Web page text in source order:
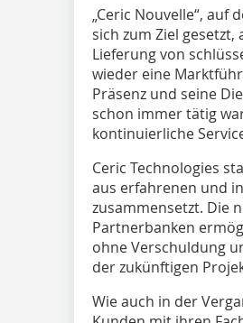
„Ceric Nouvelle“, auf
sich zum Ziel
Lieferung von
wieder eine
Präsenz und seine
schon immer tätig
kontinuierliche
Ceric Technologies
aus erfahrenen und
zusammensetzt. Die
Partnerbanken
ohne Verschuldung
der zukünftigen
Wie auch in der